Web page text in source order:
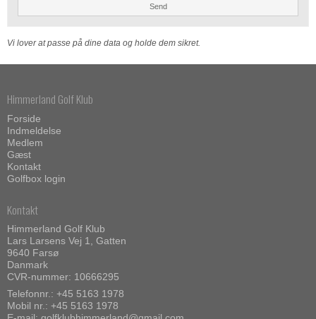
Send
Vi lover at passe på dine data og holde dem sikret.
Himmerland Golf Klub
Forside
Indmeldelse
Medlem
Gæst
Kontakt
Golfbox login
Kontakt
Himmerland Golf Klub
Lars Larsens Vej 1, Gatten
9640 Farsø
Danmark
CVR-nummer: 10666295
Telefonnr.: +45 5163 1978
Mobil nr.: +45 5163 1978